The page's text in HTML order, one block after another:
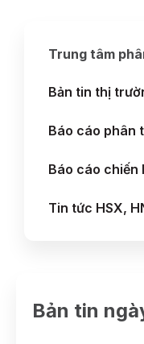
Trung tâm
Bản tin thị
Báo cáo phân
Báo cáo chiến
Tin tức HSX,
Bản tin